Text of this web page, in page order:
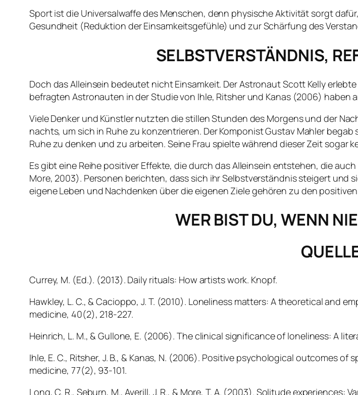
Sport ist die Universalwaffe des Menschen, denn physische Aktivität sorgt
Gesundheit (Reduktion der Einsamkeitsgefühle) und zur Schärfung des
SELBSTVERSTÄNDNIS,
Doch das Alleinsein bedeutet nicht Einsamkeit. Der Astronaut Scott Kelly
befragten Astronauten in der Studie von Ihle, Ritsher und Kanas (2006) haben
Viele Denker und Künstler nutzten die stillen Stunden des Morgens und der
nachts, um sich in Ruhe zu konzentrieren. Der Komponist Gustav Mahler
Ruhe zu denken und zu arbeiten. Seine Frau spielte während dieser Zeit sogar
Es gibt eine Reihe positiver Effekte, die durch das Alleinsein entstehen, die
More, 2003). Personen berichten, dass sich ihr Selbstverständnis steigert und
eigene Leben und Nachdenken über die eigenen Ziele gehören zu den
WER BIST DU, WENN
Currey, M. (Ed.). (2013). Daily rituals: How artists work. Knopf.
Hawkley, L. C., & Cacioppo, J. T. (2010). Loneliness matters: A theoretical and
medicine, 40(2), 218-227.
Heinrich, L. M., & Gullone, E. (2006). The clinical significance of loneliness: A
Ihle, E. C., Ritsher, J. B., & Kanas, N. (2006). Positive psychological outcomes
medicine,77(2), 93-101.
Long, C. R., Seburn, M., Averill, J. R., & More, T. A. (2003). Solitude experiences: